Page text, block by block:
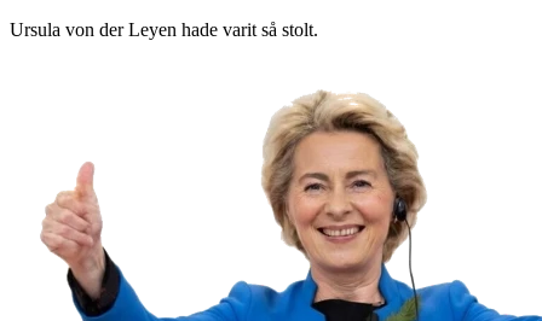
Ursula von der Leyen hade varit så stolt.